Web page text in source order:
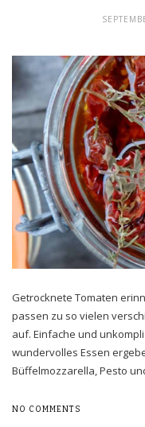
Getrocknete Tomaten
passen zu so vielen
auf. Einfache und
wundervolles Essen
Büffelmozzarella, Pesto
NO COMMENTS